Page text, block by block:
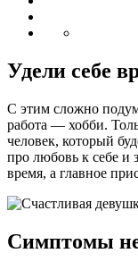
Удели себе
С этим сложно
работа — хобби.
человек, который
про любовь к себе и
время, а главное
Симптомы